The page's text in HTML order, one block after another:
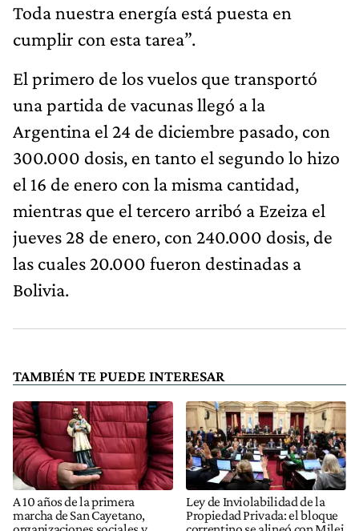
Toda nuestra energía está puesta en
cumplir con esta tarea”.
El primero de los vuelos que transportó
una partida de vacunas llegó a la
Argentina el 24 de diciembre pasado, con
300.000 dosis, en tanto el segundo lo hizo
el 16 de enero con la misma cantidad,
mientras que el tercero arribó a Ezeiza el
jueves 28 de enero, con 240.000 dosis, de
las cuales 20.000 fueron destinadas a
Bolivia.
TAMBIÉN TE PUEDE INTERESAR
A 10 años de la primera
marcha de San Cayetano,
Ley de Inviolabilidad de la
Propiedad Privada: el bloque